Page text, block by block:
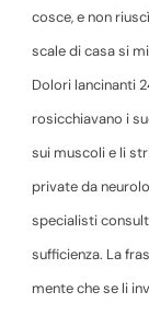
cosce, e non
scale di casa si
Dolori lancinanti
rosicchiavano i
sui muscoli e li
private da
specialisti
sufficienza. La
mente che se li